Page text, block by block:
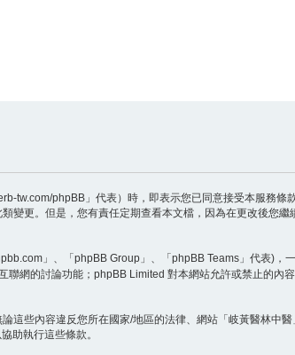
tw.com/phpBB」代表）時，即表示您已同意接受本服務條
變更。但是，您有責任定期查看本文檔，因為在更改後您
」、「phpBB Group」、「phpBB Teams」代表)，
聯網的討論功能；phpBB Limited 對本網站允許或禁止的內
些內容違反您所在國家/地區的法律、網站「岐黃醫林中
助執行這些條款。